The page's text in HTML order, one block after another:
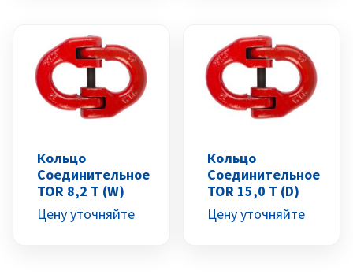
Кольцо
Соединительное
TOR 8,2 Т (W)
Цену уточняйте
Кольцо
Соединительное
TOR 15,0 Т (D)
Цену уточняйте